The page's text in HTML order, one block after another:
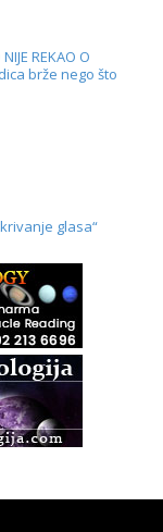
REKAO O
brže nego što
glasa“
– otvoreno za